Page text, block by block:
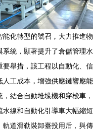
化轉型的號召，大力推進物
統，顯著提升了倉儲管理水
舉措，該工程以自動化、信
工成本，增強供應鏈響應能
結合自動堆垛機和穿梭車，
線和自動化引導車大幅縮短
道滑勒裝卸臺投用后，與傳